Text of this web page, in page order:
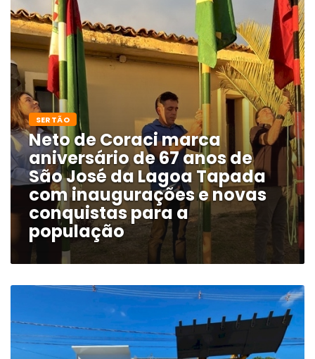
SERTÃO
Neto de Coraci marca
aniversário de 67 anos de
São José da Lagoa Tapada
com inaugurações e novas
conquistas para a
população